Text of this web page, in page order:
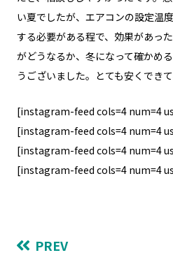
い夏でしたが、エアコンの設定温
する必要がある程で、効果があった
がどうなるか、冬になって確かめる
うございました。とても安くできて
[instagram-feed cols=4 num=4
[instagram-feed cols=4 num=4
[instagram-feed cols=4 num=4
[instagram-feed cols=4 num=4
PREV